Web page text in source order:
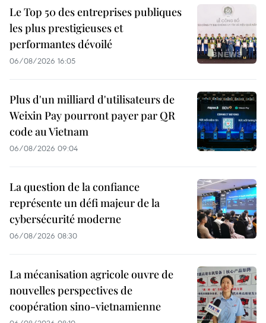
Le Top 50 des entreprises publiques
les plus prestigieuses et
performantes dévoilé
06/08/2026 16:05
Plus d'un milliard d'utilisateurs de
Weixin Pay pourront payer par QR
code au Vietnam
06/08/2026 09:04
La question de la confiance
représente un défi majeur de la
cybersécurité moderne
06/08/2026 08:30
La mécanisation agricole ouvre de
nouvelles perspectives de
coopération sino-vietnamienne